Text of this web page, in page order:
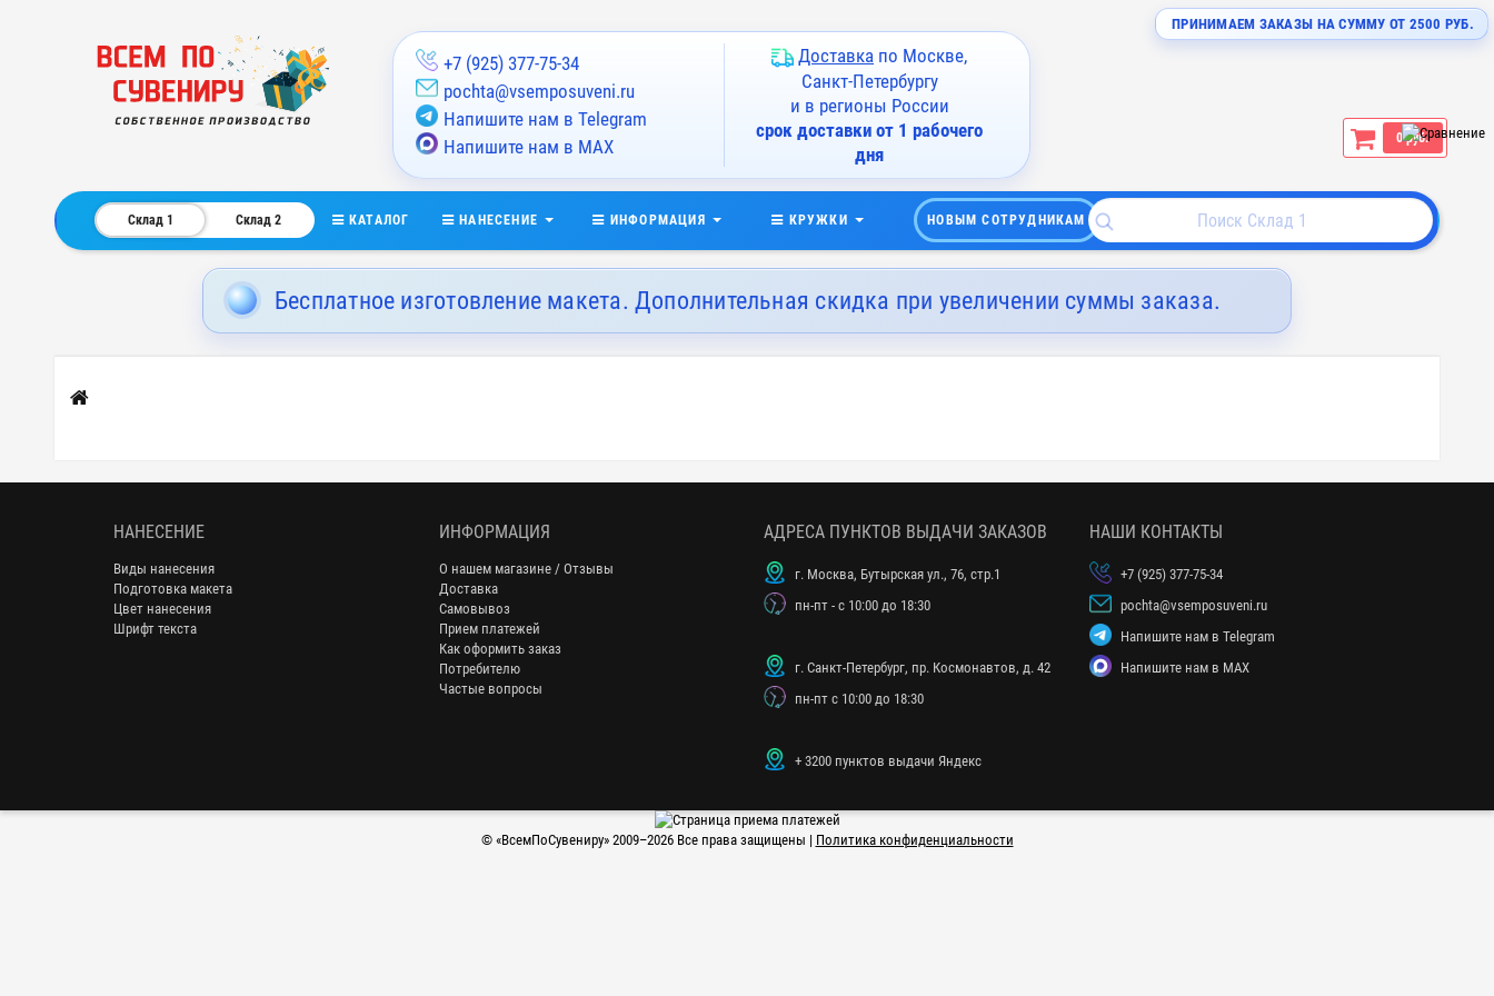
ПРИНИМАЕМ ЗАКАЗЫ НА СУММУ ОТ 2500 РУБ.
+7 (925) 377-75-34
pochta@vsemposuveni.ru
Напишите нам в Telegram
Напишите нам в MAX
Доставка по Москве,
Санкт-Петербургу
и в регионы России
срок доставки от 1 рабочего
дня
0 руб.
Склад 1 Склад 2 КАТАЛОГ НАНЕСЕНИЕ ИНФОРМАЦИЯ КРУЖКИ НОВЫМ СОТРУДНИКАМ
Бесплатное изготовление макета. Дополнительная скидка при увеличении суммы заказа.
Главная
НАНЕСЕНИЕ
Виды нанесения
Подготовка макета
Цвет нанесения
Шрифт текста
ИНФОРМАЦИЯ
О нашем магазине / Отзывы
Доставка
Самовывоз
Прием платежей
Как оформить заказ
Потребителю
Частые вопросы
АДРЕСА ПУНКТОВ ВЫДАЧИ ЗАКАЗОВ
г. Москва, Бутырская ул., 76, стр.1
пн-пт - с 10:00 до 18:30
г. Санкт-Петербург, пр. Космонавтов, д. 42
пн-пт с 10:00 до 18:30
+ 3200 пунктов выдачи Яндекс
НАШИ КОНТАКТЫ
+7 (925) 377-75-34
pochta@vsemposuveni.ru
Напишите нам в Telegram
Напишите нам в MAX
© «ВсемПоСувениру» 2009–2026 Все права защищены | Политика конфиденциальности